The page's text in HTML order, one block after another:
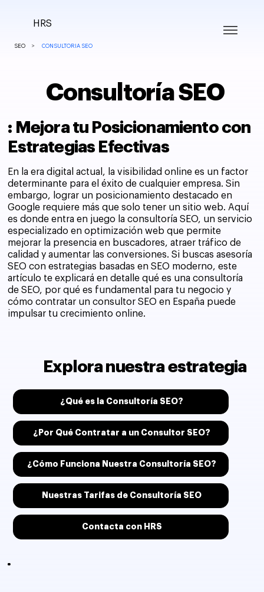
SEO > CONSULTORIA SEO
HRS
Consultoría SEO
: Mejora tu Posicionamiento con
Estrategias Efectivas
En la era digital actual, la visibilidad online es un factor
determinante para el éxito de cualquier empresa. Sin
embargo, lograr un posicionamiento destacado en
Google requiere más que solo tener un sitio web. Aquí
es donde entra en juego la consultoría SEO, un servicio
especializado en optimización web que permite
mejorar la presencia en buscadores, atraer tráfico de
calidad y aumentar las conversiones. Si buscas asesoría
SEO con estrategias basadas en SEO moderno, este
artículo te explicará en detalle qué es una consultoría
de SEO, por qué es fundamental para tu negocio y
cómo contratar un consultor SEO en España puede
impulsar tu crecimiento online.
Explora nuestra estrategia
¿Qué es la Consultoría SEO?
¿Por Qué Contratar a un Consultor SEO?
¿Cómo Funciona Nuestra Consultoría SEO?
Nuestras Tarifas de Consultoría SEO
Contacta con HRS